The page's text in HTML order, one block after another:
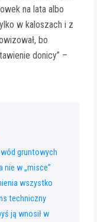
na lata albo
w kaloszach i z
bo
donicy” –
gruntowych
nie w „misce”
wszystko
techniczny
ją wnosił w